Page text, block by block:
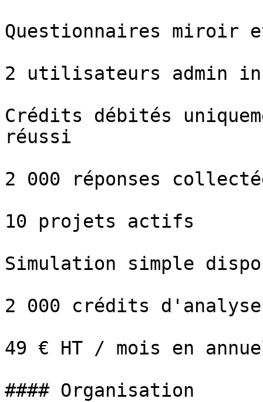
Questionnaires miroir
2 utilisateurs admin
Crédits débités
réussi
2 000 réponses
10 projets actifs
Simulation simple
2 000 crédits
49 € HT / mois en
#### Organisation